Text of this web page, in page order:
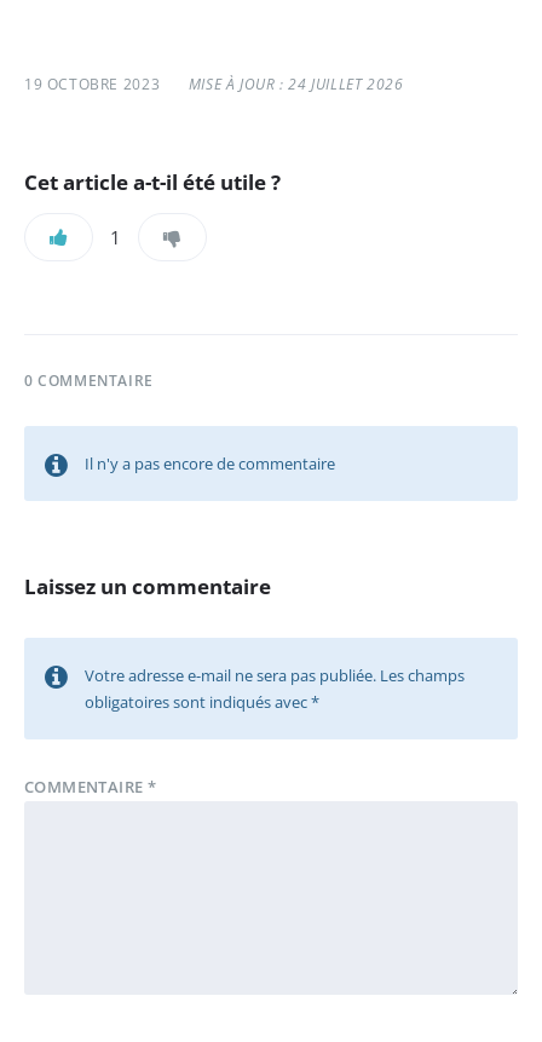
19 OCTOBRE 2023 MISE À JOUR : 24 JUILLET 2026
Cet article a-t-il été utile ?
1
0 COMMENTAIRE
Il n'y a pas encore de commentaire
Laissez un commentaire
Votre adresse e-mail ne sera pas publiée. Les champs
obligatoires sont indiqués avec*
COMMENTAIRE *